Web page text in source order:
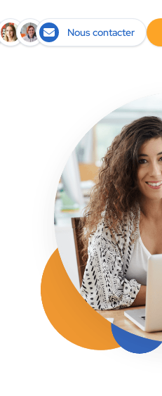
Nous contacter